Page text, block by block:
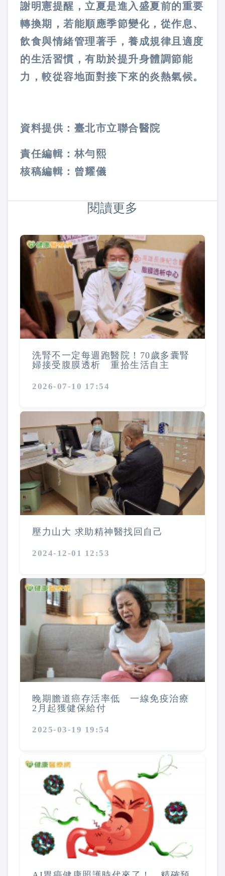
謝明憲提醒，立夏是進入盛夏前的重要
轉換期，若能順應季節變化，從作息、
飲食與情緒管理著手，養成規律且適度
的生活習慣，有助於提升身體調節能
力，較從容地面對接下來的炎熱氣候。
資料提供：臺北市立聯合醫院
責任編輯：林勻熙
核稿編輯：曾耀儀
閱讀更多
洗腎不一定每週跑醫院！70歲多囊腎
婦接受腹膜透析 重拾生活自主
2026-07-10 17:54
壓力山大 求助精神醫找回自己
2024-12-01 12:53
晚期膽道癌存活率低 一線免疫治療
2月起獲健保給付
2025-03-19 19:54